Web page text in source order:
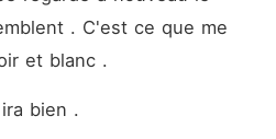
. C'est ce que me
et blanc .
bien .